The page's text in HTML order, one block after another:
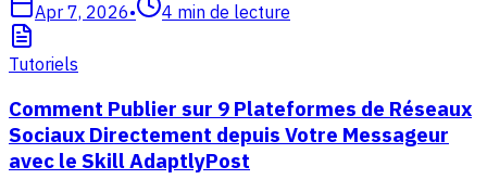
Apr 7, 2026• 4 min de lecture
Tutoriels
Comment Publier sur 9 Plateformes de Réseaux
Sociaux Directement depuis Votre Messageur
avec le Skill AdaptlyPost